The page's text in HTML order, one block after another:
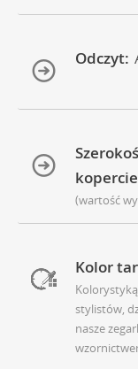
Odczyt:
(wartość
Kolor
stylistów,
nasze